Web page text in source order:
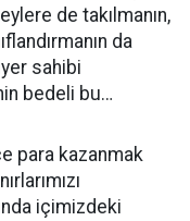
de takılmanın,
da
sahibi
bedeli bu…
para kazanmak
içimizdeki